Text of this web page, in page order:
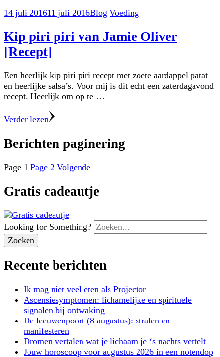
14 juli 201611 juli 2016Blog Voeding
Kip piri piri van Jamie Oliver
[Recept]
Een heerlijk kip piri piri recept met zoete aardappel patat
en heerlijke salsa’s. Voor mij is dit echt een zaterdagavond
recept. Heerlijk om op te …
Verder lezen
Berichten paginering
Page 1 Page 2 Volgende
Gratis cadeautje
Looking for Something?
Recente berichten
Ik mag niet veel eten als Projector
Ascensiesymptomen: lichamelijke en spirituele
signalen bij ontwaking
De leeuwenpoort (8 augustus): stralen en
manifesteren
Dromen vertalen wat je lichaam je ‘s nachts vertelt
Jouw horoscoop voor augustus 2026 in een notendop